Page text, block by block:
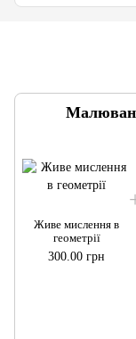
Живе мислення в
геометрії
300.00 грн